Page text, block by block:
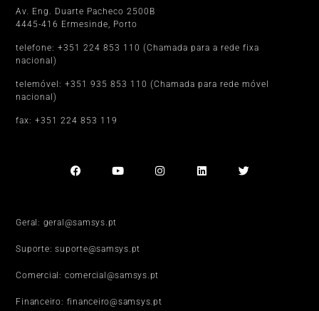
Av. Eng. Duarte Pacheco 2500B
4445-416 Ermesinde, Porto
telefone: +351 224 853 110 (Chamada para a rede fixa
nacional)
telemóvel: +351 935 853 110 (Chamada para rede móvel
nacional)
fax: +351 224 853 119
Geral: geral@samsys.pt
Suporte: suporte@samsys.pt
Comercial: comercial@samsys.pt
Financeiro: financeiro@samsys.pt